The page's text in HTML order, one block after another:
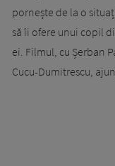
pornește de la o
să îi ofere unui copil
ei. Filmul, cu Șerban
Cucu-Dumitrescu,